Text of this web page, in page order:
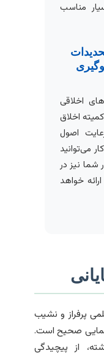
مناسب
اخلاقی
اخلاق
اصول
می‌توانید
شما نیز در
خواهد
پرفراز و نشیب
صحیح است.
از پیچیدگی